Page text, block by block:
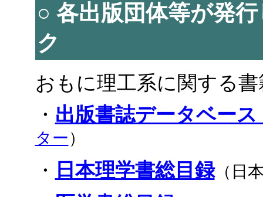
○ 各出版団体等が発
ク
おもに理工系に関する
・ 出版書誌データベース
ター）
・ 日本理学書総目録（日